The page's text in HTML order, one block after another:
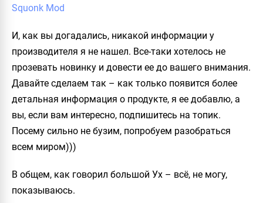
Squonk Mod
И, как вы догадались, никакой информации у
производителя я не нашел. Все-таки хотелось не
прозевать новинку и довести ее до вашего внимания.
Давайте сделаем так – как только появится более
детальная информация о продукте, я ее добавлю, а
вы, если вам интересно, подпишитесь на топик.
Посему сильно не бузим, попробуем разобраться
всем миром)))
В общем, как говорил большой Ух – всё, не могу,
показываюсь.